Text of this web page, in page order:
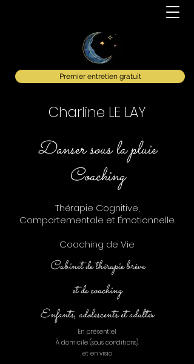
Premier entretien gratuit
Charline LE LAY
Danser sous la pluie
Coaching
Thérapie Cognitive,
Comportementale et Émotionnelle
Coaching de Vie
Cabinet de thérapie brève
et de coaching
Enfants, adolescents et adultes
En présentiel
À domicile (sous conditions)
et en visio